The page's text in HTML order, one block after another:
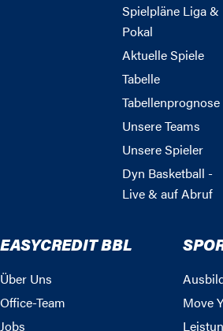
Spielpläne Liga &
Pokal
Aktuelle Spiele
Tabelle
Tabellenprognose
Unsere Teams
Unsere Spieler
Dyn Basketball -
Live & auf Abruf
EASYCREDIT BBL
Über Uns
Office-Team
Jobs
Move